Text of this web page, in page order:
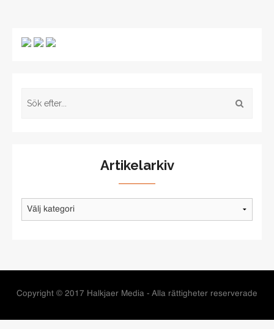
Artikelarkiv
Artikelarkiv
Copyright © 2017 Halkjaer Media - Alla rättigheter reserverade